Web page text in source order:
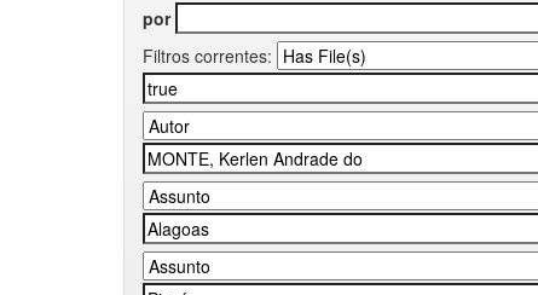
por
Filtros correntes: